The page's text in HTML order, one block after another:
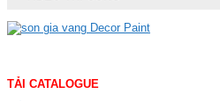
TẢI CATALOGUE